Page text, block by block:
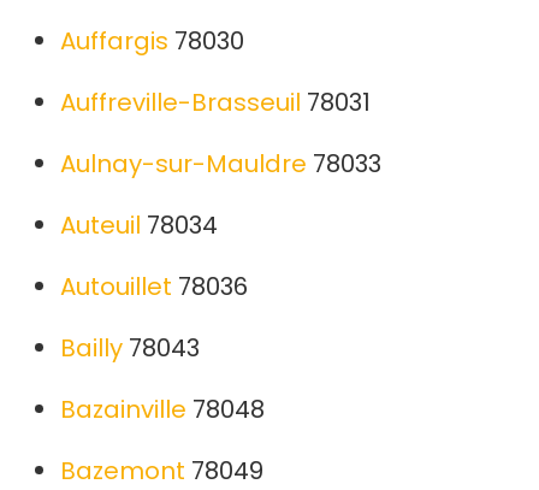
Auffargis 78030
Auffreville-Brasseuil 78031
Aulnay-sur-Mauldre 78033
Auteuil 78034
Autouillet 78036
Bailly 78043
Bazainville 78048
Bazemont 78049